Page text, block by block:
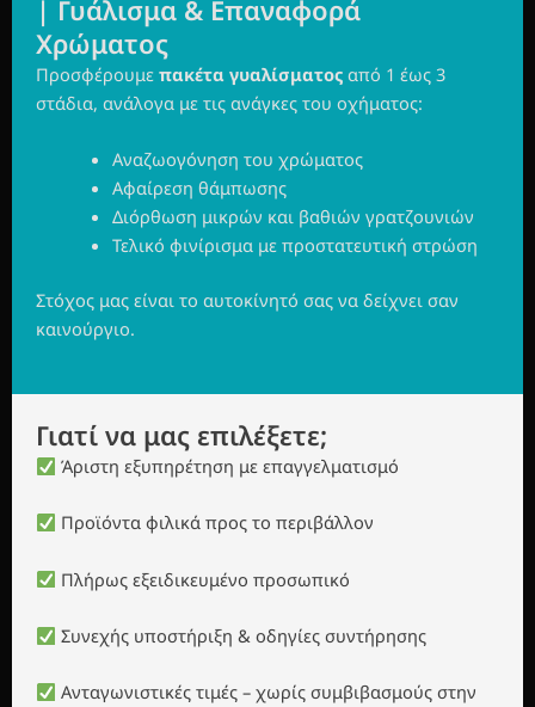
| Γυάλισμα & Επαναφορά
Χρώματος
Προσφέρουμε πακέτα γυαλίσματος από 1 έως 3
στάδια, ανάλογα με τις ανάγκες του οχήματος:
Αναζωογόνηση του χρώματος
Αφαίρεση θάμπωσης
Διόρθωση μικρών και βαθιών γρατζουνιών
Τελικό φινίρισμα με προστατευτική στρώση
Στόχος μας είναι το αυτοκίνητό σας να δείχνει σαν
καινούργιο.
Γιατί να μας επιλέξετε;
Άριστη εξυπηρέτηση με επαγγελματισμό
Προϊόντα φιλικά προς το περιβάλλον
Πλήρως εξειδικευμένο προσωπικό
Συνεχής υποστήριξη & οδηγίες συντήρησης
Ανταγωνιστικές τιμές – χωρίς συμβιβασμούς στην